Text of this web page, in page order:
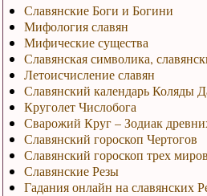
Славянские Боги и Богини
Мифология славян
Мифические существа
Славянская символика,
Летоисчисление славян
Славянский календарь Коляды
Круголет Числобога
Сварожий Круг – Зодиак
Славянский гороскоп Чертогов
Славянский гороскоп трех миров
Славянские Резы
Гадания онлайн на славянских